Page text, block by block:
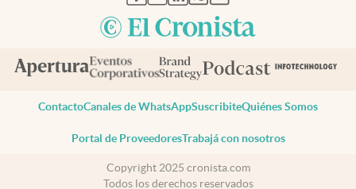
ContactoCanales de WhatsAppSuscribiteQuiénes Somos
Portal de ProveedoresTrabajá con nosotros
Copyright 2025 cronista.com
Todos los derechos reservados